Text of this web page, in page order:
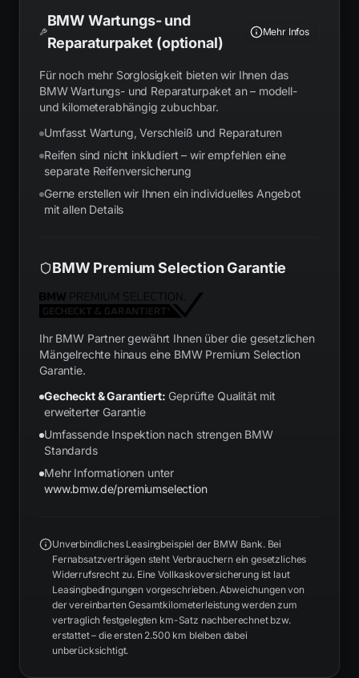
BMW Wartungs- und
Reparaturpaket (optional)
Mehr Infos
Für noch mehr Sorglosigkeit bieten wir Ihnen das
BMW Wartungs- und Reparaturpaket an – modell-
und kilometerabhängig zubuchbar.
Umfasst Wartung, Verschleiß und Reparaturen
Reifen sind nicht inkludiert – wir empfehlen eine
separate Reifenversicherung
Gerne erstellen wir Ihnen ein individuelles Angebot
mit allen Details
BMW Premium Selection Garantie
Ihr BMW Partner gewährt Ihnen über die gesetzlichen
Mängelrechte hinaus eine BMW Premium Selection
Garantie.
Gecheckt & Garantiert: Geprüfte Qualität mit
erweiterter Garantie
Umfassende Inspektion nach strengen BMW
Standards
Mehr Informationen unter
www.bmw.de/premiumselection
Unverbindliches Leasingbeispiel der BMW Bank. Bei
Fernabsatzverträgen steht Verbrauchern ein gesetzliches
Widerrufsrecht zu. Eine Vollkaskoversicherung ist laut
Leasingbedingungen vorgeschrieben. Abweichungen von
der vereinbarten Gesamtkilometerleistung werden zum
vertraglich festgelegten km-Satz nachberechnet bzw.
erstattet – die ersten 2.500 km bleiben dabei
unberücksichtigt.